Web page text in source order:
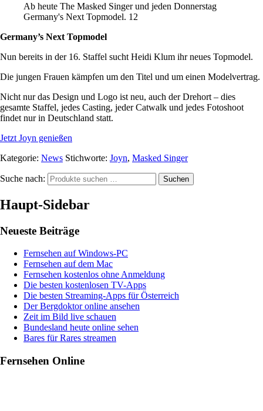
Ab heute The Masked Singer und jeden Donnerstag
Germany's Next Topmodel. 12
Germany’s Next Topmodel
Nun bereits in der 16. Staffel sucht Heidi Klum ihr neues Topmodel.
Die jungen Frauen kämpfen um den Titel und um einen Modelvertrag.
Nicht nur das Design und Logo ist neu, auch der Drehort – dies
gesamte Staffel, jedes Casting, jeder Catwalk und jedes Fotoshoot
findet nur in Deutschland statt.
Jetzt Joyn genießen
Kategorie: News Stichworte: Joyn, Masked Singer
Suche nach: Suchen
Haupt-Sidebar
Neueste Beiträge
Fernsehen auf Windows-PC
Fernsehen auf dem Mac
Fernsehen kostenlos ohne Anmeldung
Die besten kostenlosen TV-Apps
Die besten Streaming-Apps für Österreich
Der Bergdoktor online ansehen
Zeit im Bild live schauen
Bundesland heute online sehen
Bares für Rares streamen
Fernsehen Online